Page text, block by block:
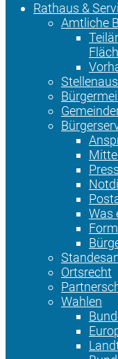
Rathaus &
Amtliche
Was
Ortsrecht
Wahlen